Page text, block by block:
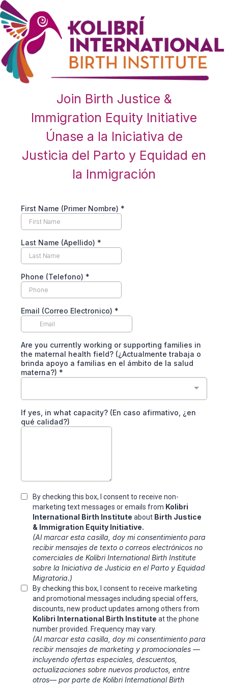
Join Birth Justice &
Immigration Equity Initiative
Únase a la Iniciativa de
Justicia del Parto y Equidad en
la Inmigración
First Name (Primer Nombre) *
Last Name (Apellido) *
Phone (Telefono) *
Email (Correo Electronico) *
Are you currently working or supporting families in
the maternal health field? (¿Actualmente trabaja o
brinda apoyo a familias en el ámbito de la salud
materna?) *
If yes, in what capacity? (En caso afirmativo, ¿en
qué calidad?)
By checking this box, I consent to receive non-
marketing text messages or emails from Kolibri
International Birth Institute about Birth Justice
& Immigration Equity Initiative.
(Al marcar esta casilla, doy mi consentimiento para
recibir mensajes de texto o correos electrónicos no
comerciales de Kolibri International Birth Institute
sobre la Iniciativa de Justicia en el Parto y Equidad
Migratoria.)
By checking this box, I consent to receive marketing
and promotional messages including special offers,
discounts, new product updates among others from
Kolibri International Birth Institute at the phone
number provided. Frequency may vary.
(Al marcar esta casilla, doy mi consentimiento para
recibir mensajes de marketing y promocionales —
incluyendo ofertas especiales, descuentos,
actualizaciones sobre nuevos productos, entre
otros— por parte de Kolibri International Birth